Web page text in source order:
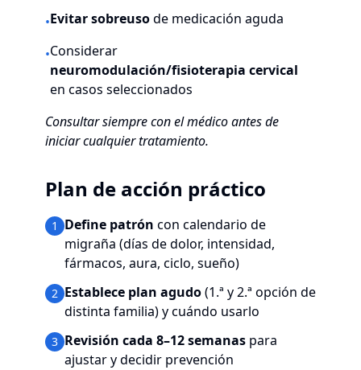
•Evitar sobreusode medicación aguda
•Considerar
neuromodulación/fisioterapia cervical
en casos seleccionados
Consultar siempre con el médico antes de
iniciar cualquier tratamiento.
Plan de acción práctico
1 Define patrón con calendario de
migraña (días de dolor, intensidad,
fármacos, aura, ciclo, sueño)
2 Establece plan agudo(1.ª y 2.ª opción de
distinta familia) y cuándo usarlo
3 Revisión cada 8–12 semanas para
ajustar y decidir prevención